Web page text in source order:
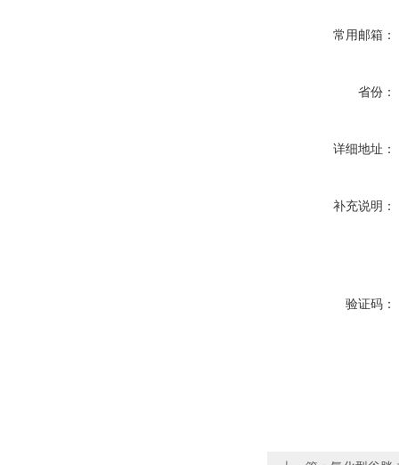
常用邮箱：
省份：
详细地址：
补充说明：
验证码：